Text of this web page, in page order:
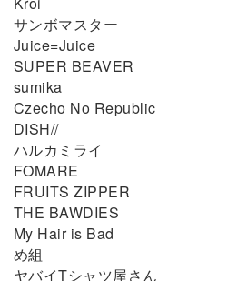
サンボマスター
Juice=Juice
SUPER BEAVER
sumika
Czecho No Republic
DISH//
ハルカミライ
FOMARE
FRUITS ZIPPER
THE BAWDIES
My Hair is Bad
め組
ヤバイTシャツ屋さん